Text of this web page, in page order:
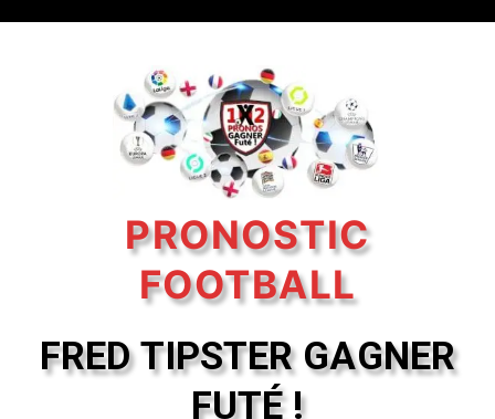
PRONOSTIC
FOOTBALL
FRED TIPSTER GAGNER
FUTÉ !